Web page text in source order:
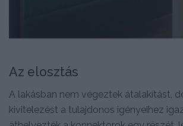
Az elosztás
A lakásban nem végeztek átalakítást,
kivitelezést a tulajdonos igényeihez